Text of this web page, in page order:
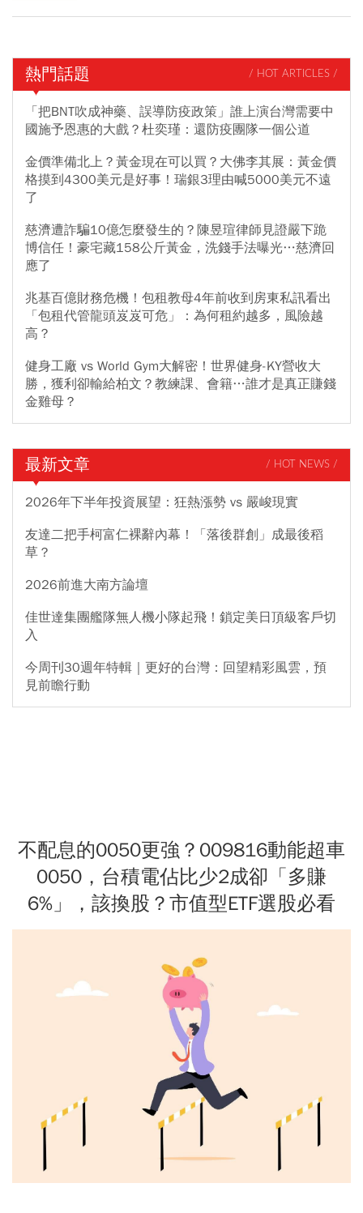
熱門話題 / HOT ARTICLES /
「把BNT吹成神藥、誤導防疫政策」誰上演台灣需要中
國施予恩惠的大戲？杜奕瑾：還防疫團隊一個公道
金價準備北上？黃金現在可以買？大佛李其展：黃金價
格摸到4300美元是好事！瑞銀3理由喊5000美元不遠
了
慈濟遭詐騙10億怎麼發生的？陳昱瑄律師見證嚴下跪
博信任！豪宅藏158公斤黃金，洗錢手法曝光…慈濟回
應了
兆基百億財務危機！包租教母4年前收到房東私訊看出
「包租代管龍頭岌岌可危」：為何租約越多，風險越
高？
健身工廠 vs World Gym大解密！世界健身-KY營收大
勝，獲利卻輸給柏文？教練課、會籍…誰才是真正賺錢
金雞母？
最新文章 / HOT NEWS /
2026年下半年投資展望：狂熱漲勢 vs 嚴峻現實
友達二把手柯富仁裸辭內幕！「落後群創」成最後稻
草？
2026前進大南方論壇
佳世達集團艦隊無人機小隊起飛！鎖定美日頂級客戶切
入
今周刊30週年特輯｜更好的台灣：回望精彩風雲，預
見前瞻行動
不配息的0050更強？009816動能超車
0050，台積電佔比少2成卻「多賺
6%」，該換股？市值型ETF選股必看